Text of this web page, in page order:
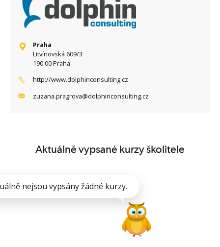
Praha
Litvínovská 609/3
190 00 Praha
http://www.dolphinconsulting.cz
zuzana.pragrova@dolphinconsulting.cz
Aktuálně vypsané kurzy školitele
nejsou vypsány žádné kurzy.